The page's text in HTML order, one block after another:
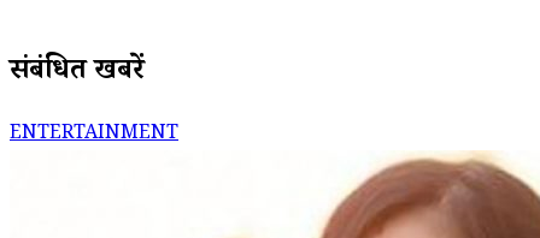
संबंधित खबरें
ENTERTAINMENT